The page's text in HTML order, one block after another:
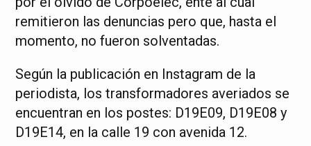
remitieron las denuncias pero que, hasta el
momento, no fueron solventadas.
Según la publicación en Instagram de la
periodista, los transformadores averiados se
encuentran en los postes: D19E09, D19E08 y
D19E14, en la calle 19 con avenida 12.